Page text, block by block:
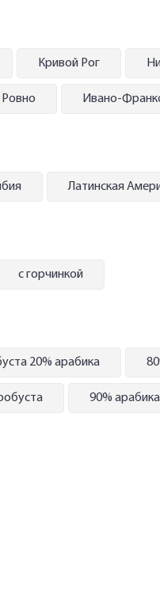
Кривой Рог
Ровно Ивано-
Латинская
с горчинкой
20% арабика
90%